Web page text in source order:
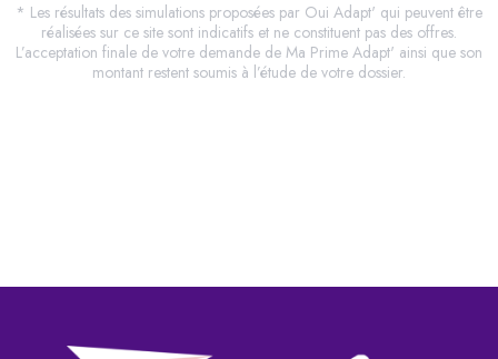
* Les résultats des simulations proposées par Oui Adapt' qui peuvent être
réalisées sur ce site sont indicatifs et ne constituent pas des offres.
L’acceptation finale de votre demande de Ma Prime Adapt' ainsi que son
montant restent soumis à l’étude de votre dossier.